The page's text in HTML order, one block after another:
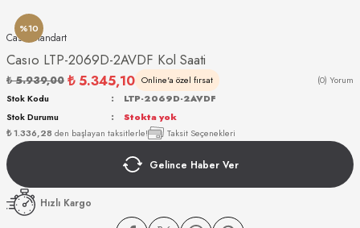
%10
Casıo Standart
Casıo LTP-2069D-2AVDF Kol Saati
₺ 5.939,00 ₺ 5.345,10 Online'a özel fırsat (0) Yorum
₺ 1.336,28 den başlayan taksitlerle! Taksit Seçenekleri
Stok Kodu
LTP-2069D-2AVDF
Stok Durumu
Stokta yok
Gelince Haber Ver
Hızlı Kargo